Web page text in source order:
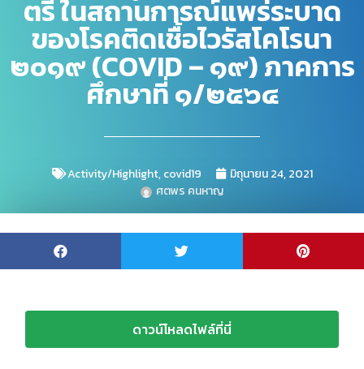
ตรี ในสถานการณ์แพร่ระบาด
ของโรคติดเชื้อไวรัสโคโรนา
๒๐๑๙ (COVID – ๑๙) ภาคการ
ศึกษาที่ ๑/๒๕๖๔
Activity/Highlight,covid19
มิถุนายน 24, 2021
ศตพร คนหาญ
ดาวน์โหลดไฟล์ที่นี่